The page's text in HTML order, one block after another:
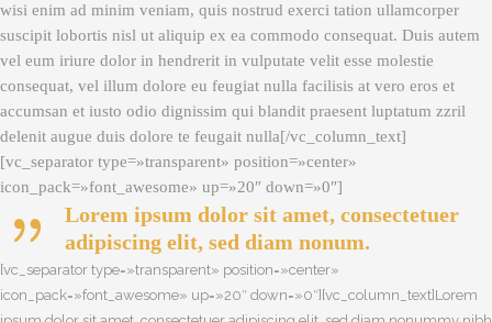
wisi enim ad minim veniam, quis nostrud exerci tation ullamcorper
suscipit lobortis nisl ut aliquip ex ea commodo consequat. Duis autem
vel eum iriure dolor in hendrerit in vulputate velit esse molestie
consequat, vel illum dolore eu feugiat nulla facilisis at vero eros et
accumsan et iusto odio dignissim qui blandit praesent luptatum zzril
delenit augue duis dolore te feugait nulla[/vc_column_text]
[vc_separator type=»transparent» position=»center»
icon_pack=»font_awesome» up=»20″ down=»0″]
Lorem ipsum dolor sit amet, consectetuer
adipiscing elit, sed diam nonum.
[vc_separator type=»transparent» position=»center»
icon_pack=»font_awesome» up=»20″ down=»0″][vc_column_text]Lorem